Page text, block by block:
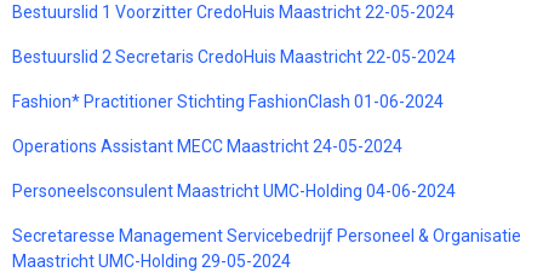
Bestuurslid 1 Voorzitter CredoHuis Maastricht 22-05-2024
Bestuurslid 2 Secretaris CredoHuis Maastricht 22-05-2024
Fashion* Practitioner Stichting FashionClash 01-06-2024
Operations Assistant MECC Maastricht 24-05-2024
Personeelsconsulent Maastricht UMC-Holding 04-06-2024
Secretaresse Management Servicebedrijf Personeel & Organisatie
Maastricht UMC-Holding 29-05-2024